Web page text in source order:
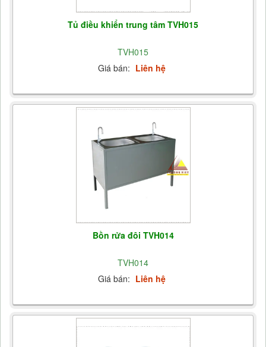
Tủ điều khiển trung tâm TVH015
TVH015
Giá bán: Liên hệ
Bồn rửa đôi TVH014
TVH014
Giá bán: Liên hệ